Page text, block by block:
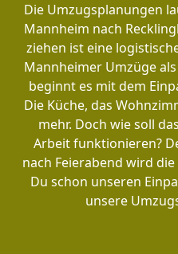
Die Umzugsplanungen
Mannheim nach
ziehen ist eine
Mannheimer Umzüge
beginnt es mit dem
Die Küche, das
mehr. Doch wie soll
Arbeit funktionieren?
nach Feierabend wird
Du schon unseren
unsere